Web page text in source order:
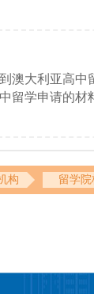
留学申请条件
澳大利亚高中
留学申请的材
构 留学